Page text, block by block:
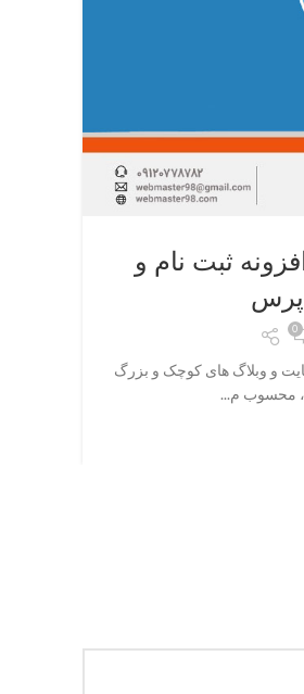
ثبت نام و
0
و وبلاگ های کوچک و بزرگ
محسوب م...